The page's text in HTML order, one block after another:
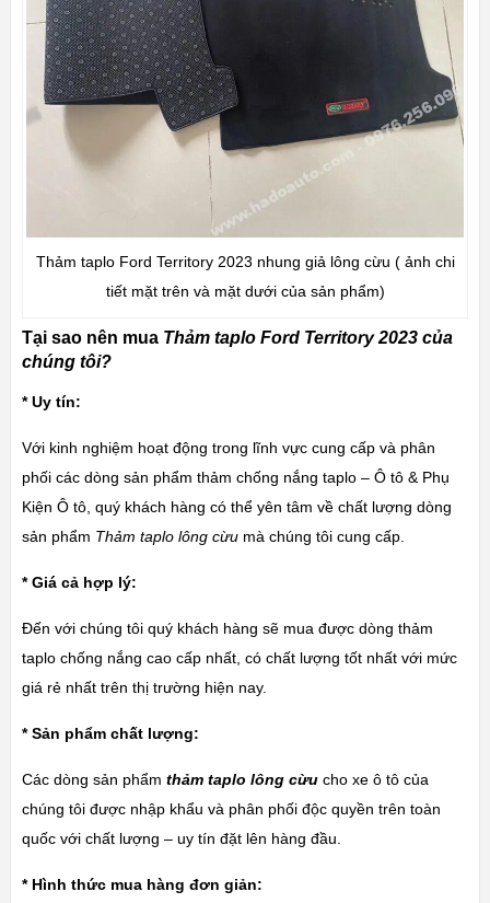
Thảm taplo Ford Territory 2023 nhung giả lông cừu ( ảnh chi
tiết mặt trên và mặt dưới của sản phẩm)
Tại sao nên mua Thảm taplo Ford Territory 2023 của
chúng tôi?
* Uy tín:
Với kinh nghiệm hoạt động trong lĩnh vực cung cấp và phân
phối các dòng sản phẩm thảm chống nắng taplo – Ô tô & Phụ
Kiện Ô tô, quý khách hàng có thể yên tâm về chất lượng dòng
sản phẩm Thảm taplo lông cừumà chúng tôi cung cấp.
* Giá cả hợp lý:
Đến với chúng tôi quý khách hàng sẽ mua được dòng thảm
taplo chống nắng cao cấp nhất, có chất lượng tốt nhất với mức
giá rẻ nhất trên thị trường hiện nay.
* Sản phẩm chất lượng:
Các dòng sản phẩm thảm taplo lông cừucho xe ô tô của
chúng tôi được nhập khẩu và phân phối độc quyền trên toàn
quốc với chất lượng – uy tín đặt lên hàng đầu.
* Hình thức mua hàng đơn giản: